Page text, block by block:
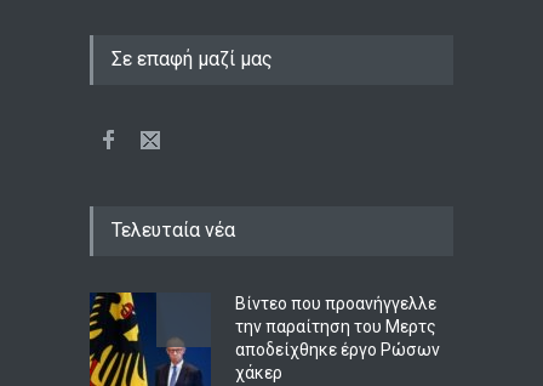
Σε επαφή μαζί μας
Τελευταία νέα
Βίντεο που προανήγγελλε
την παραίτηση του Μερτς
αποδείχθηκε έργο Ρώσων
χάκερ